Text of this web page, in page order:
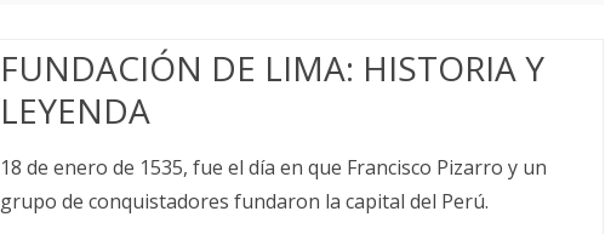
FUNDACIÓN DE LIMA: HISTORIA Y
LEYENDA
18 de enero de 1535, fue el día en que Francisco Pizarro y un
grupo de conquistadores fundaron la capital del Perú.